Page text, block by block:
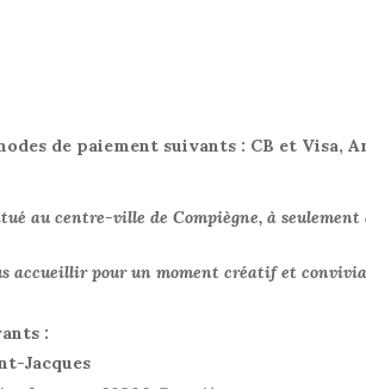
de paiement suivants : CB et Visa,
au centre-ville de Compiègne, à
accueillir pour un moment créatif et
:
Jacques